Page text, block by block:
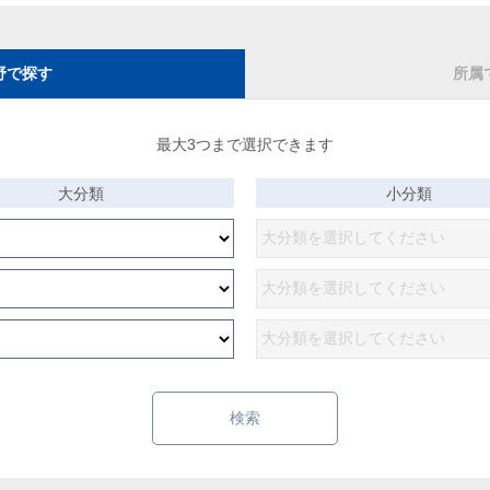
で探す 所属
最大3つまで選択できます
大分類 小分類
検索